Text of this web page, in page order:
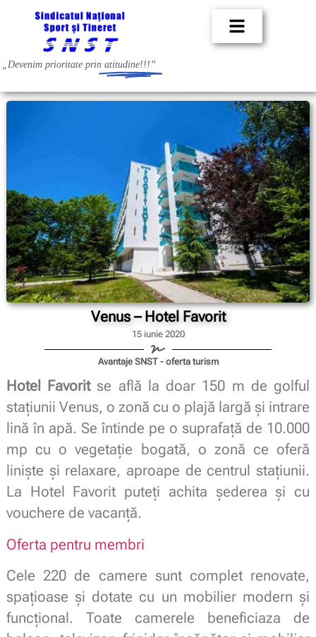
„Devenim prioritate prin atitudine!!!”
Venus – Hotel Favorit
15 iunie 2020
Avantaje SNST - oferta turism
Hotel Favoritse află la doar 150 m de golful
stațiunii Venus, o zonă cu o plajă largă și intrare
lină în apă. Se întinde pe o suprafață de 10.000
mp cu o vegetație bogată, o zonă ce oferă
liniște și relaxare, aproape de centrul stațiunii.
La Hotel Favorit puteți achita șederea și cu
vouchere de vacanță.
Oferta pentru membri
Cele 220 de camere sunt complet renovate,
spațioase și dotate cu un mobilier modern și
funcțional. Toate camerele beneficiaza de